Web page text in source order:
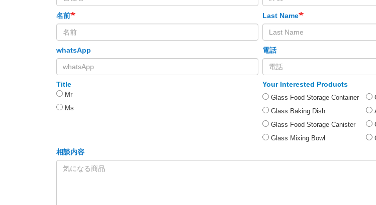
名前 Last Name
whatsApp 電話
Title
Mr
Ms
Your Interested Products
Glass Food Storage Container
Glass Baking Dish
Glass Food Storage Canister
Glass Mixing Bowl
相談内容